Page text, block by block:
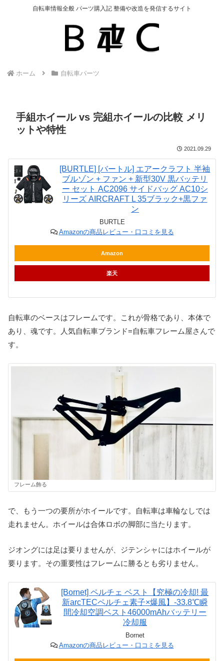
自転車情報全般 パーツ購入記 整備や改造を発信するサイト
ホーム 自転車パーツ
手組ホイール vs 完組ホイールの比較 メリ
ットや特性
2021.09.29
[BURTLE] [バートル] エアークラフト 半袖
ブルゾン + ファン + 新型30V 黒バッテリ
ー セット AC2096 サイドバッグ AC10シ
リーズ AIRCRAFT L 35ブラック+黒ファ
ン
BURTLE
Amazonの商品レビュー・口コミを見る
Amazon
楽天
自転車のベースはフレームです。これが骨格であり、本体で
あり、魂です。人気自転車ブランド=自転車フレーム屋さんで
す。
フレーム飾る
で、もう一つの要所がホイールです。自転車は車輪なしでは
走れません。ホイールは合体ロボの脚部に当たります。
ジオングには足は要りませんが、ジテンシャにはホイールが
要ります。その重要性はフレームに勝るとも劣りません。
[Bornet] ペルチェ ベスト【究極の冷却! 最
新arcTECペルチェ素子×爆風】-33.8℃瞬
間冷却空調ベスト46000mAhバッテリー
冷却服
Bornet
Amazonの商品レビュー・口コミを見る